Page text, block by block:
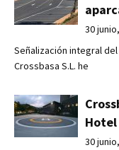
30
Señalización integral
Crossbasa S.L. he
Hotel
30